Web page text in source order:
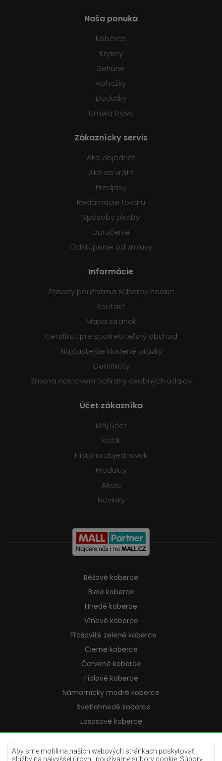
Aby sme mohli na našich webových stránkach poskytovať
služby na najvyššej úrovni, používame súbory cookie. Súbory
Naša ponuka
Koberce
Krytiny
Behúne
Rohožky
Dodatky
Umelá tráva
Zákaznícky servis
Ako objednať
Ako sa vrátiť
Predpisy
Reklamácie tovaru
Spôsoby platby
Doručenie
Odstúpenie od zmluvy
Informácie
Zásady používania súborov cookie
Kontakt
Mapa stránok
Certifikát pre spotrebiteľský obchod
Najčastejšie kladené otázky
Certifikáty
Zmena nastavení ochrany osobných údajov
Účet zákazníka
Môj účet
Košík
História objednávok
Produkty
Akcia
Novinky
Béžové koberce
Biele koberce
Hnedé koberce
Vínové koberce
Fľašovité zelené koberce
Čierne koberce
Červené koberce
Fialové koberce
Námornícky modré koberce
Svetlohnedé koberce
Lososové koberce
Krémové koberce
Lilac koberce